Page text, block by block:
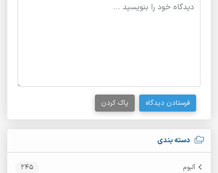
دسته بندی
آلبوم 245
فرستادن دیدگاه پاک کردن